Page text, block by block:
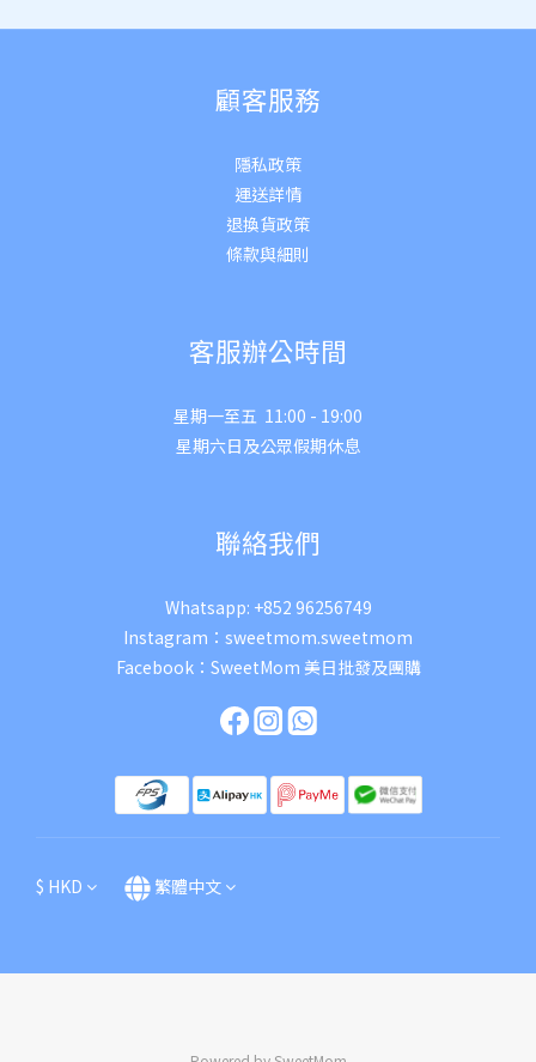
顧客服務
隱私政策
運送詳情
退換貨政策
條款與細則
客服辦公時間
星期一至五 11:00 - 19:00
星期六日及公眾假期休息
聯絡我們
Whatsapp: +852 96256749
Instagram： sweetmom.sweetmom
Facebook： SweetMom 美日批發及團購
$ HKD 繁體中文